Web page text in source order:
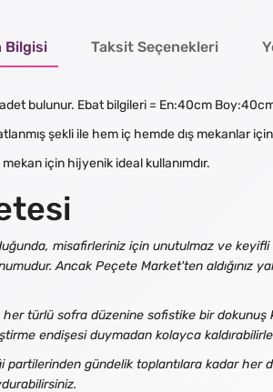
Bilgisi Taksit Seçenekleri
bulunur. Ebat bilgileri = En:40cm
şekli ile hem iç hemde dış mekanlar
için hijyenik ideal kullanımdır.
misafirleriniz için unutulmaz ve
Ancak Peçete Market'ten aldığınız
türlü sofra düzenine sofistike bir dokunuş
endişesi duymadan kolayca
partilerinden gündelik toplantılara kadar